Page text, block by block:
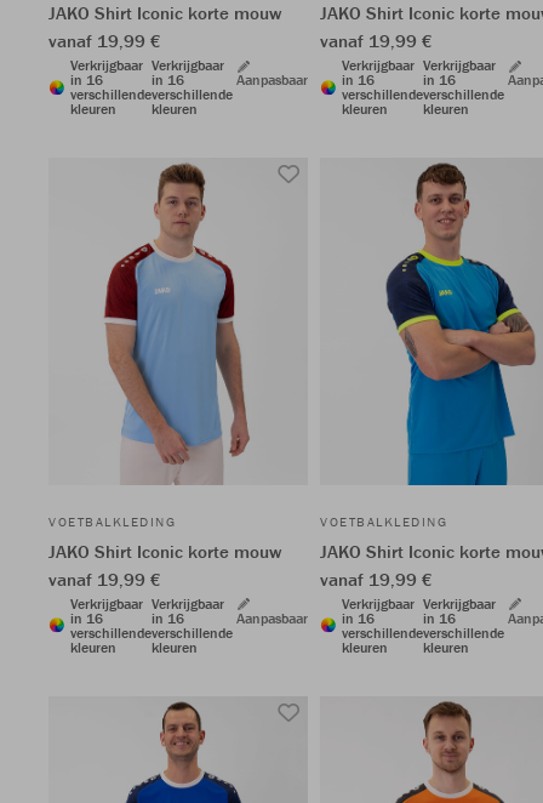
JAKO Shirt Iconic korte mouw
vanaf 19,99 €
Verkrijgbaar
in 16
verschillende
kleuren
Verkrijgbaar
in 16
verschillende
kleuren
Aanpasbaar
JAKO Shirt Iconic korte
vanaf 19,99 €
Verkrijgbaar
in 16
verschillende
kleuren
Verkrijgbaar
in 16
verschillende
kleuren
VOETBALKLEDING
JAKO Shirt Iconic korte mouw
vanaf 19,99 €
Verkrijgbaar
in 16
verschillende
kleuren
Verkrijgbaar
in 16
verschillende
kleuren
Aanpasbaar
VOETBALKLEDING
JAKO Shirt Iconic korte
vanaf 19,99 €
Verkrijgbaar
in 16
verschillende
kleuren
Verkrijgbaar
in 16
verschillende
kleuren